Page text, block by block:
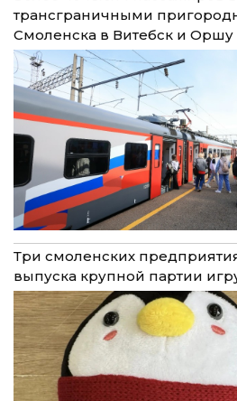
трансграничными
Смоленска в Витебск и
Три смоленских
выпуска крупной партии